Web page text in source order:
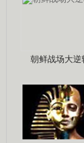
朝鲜战场大逆